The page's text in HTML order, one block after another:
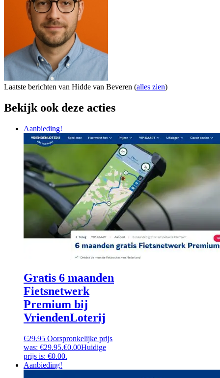
Laatste berichten van Hidde van Beveren (alles zien)
Bekijk ook deze acties
Aanbieding!
Gratis 6 maanden
Fietsnetwerk
Premium bij
VriendenLoterij
€29.95 Oorspronkelijke prijs
was: €29.95.€0.00Huidige
prijs is: €0.00.
Aanbieding!